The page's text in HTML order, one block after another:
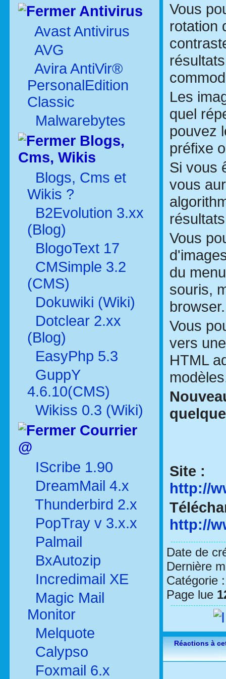
Antivirus
Avast Antivirus
AVG
Avira AntiVir®
PersonalEdition
Classic
Malwarebytes
Blogs,
Cms, Wikis
Blogs, Cms et
Wikis ?
B2Evolution 3.xx
(Blog)
BlogoText 17
CMSimple 3.2
(CMS)
Dokuwiki (Wiki)
Dotclear 2.xx
(Blog)
EasyPhp 5.3
GuppY
4.6.10(CMS)
Wikiss 0.3 (Wiki)
Courrier
@
IScribe 1.90
DreamMail 4.x
Thunderbird 2.x
PopTray v 3.x.x
Palmail
BxAutozip
Incredimail XE
Magic Mail
Monitor
Melquote
Calypso
Foxmail 6.x
Vous
rotation
Les
quel
pouvez
préfixe
Si vous
vous
Vous
du
souris,
browser.
Vous
vers
HTML
Site :
http://
http://
Date de
Dernière
Catégorie
Page lue
Réactions à